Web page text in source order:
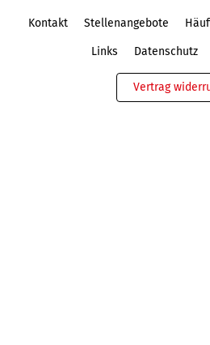
Kontakt Stellenangebote
Links Datenschutz
Vertrag